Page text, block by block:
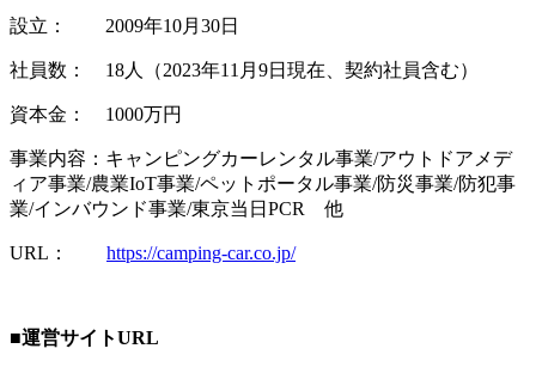
設立： 2009年10月30日
社員数： 18人（2023年11月9日現在、契約社員含む）
資本金： 1000万円
事業内容：キャンピングカーレンタル事業/アウトドアメデ
ィア事業/農業IoT事業/ペットポータル事業/防災事業/防犯事
業/インバウンド事業/東京当日PCR 他
URL： https://camping-car.co.jp/
■運営サイトURL